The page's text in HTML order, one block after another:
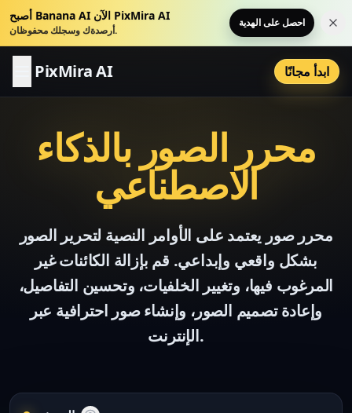
أصبح Banana AI الآن PixMira AI
أرصدةك وسجلك محفوظان.
احصل على الهدية
PixMira AI ابدأ مجانًا
محرر الصور بالذكاء
الاصطناعي
محرر صور يعتمد على الأوامر النصية لتحرير الصور
بشكل واقعي وإبداعي. قم بإزالة الكائنات غير
المرغوب فيها، وتغيير الخلفيات، وتحسين التفاصيل،
وإعادة تصميم الصور، وإنشاء صور احترافية عبر
الإنترنت.